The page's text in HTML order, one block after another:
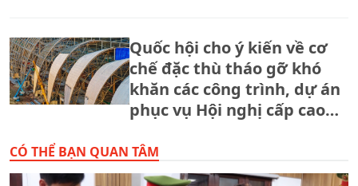
Quốc hội cho ý kiến về cơ
chế đặc thù tháo gỡ khó
khăn các công trình, dự án
phục vụ Hội nghị cấp cao
CÓ THỂ BẠN QUAN TÂM